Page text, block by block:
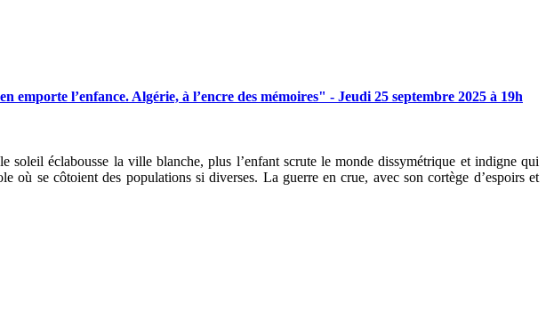
en emporte l’enfance. Algérie, à l’encre des mémoires" - Jeudi 25 septembre 2025 à 19h
éclabousse la ville blanche, plus l’enfant scrute le monde dissymétrique et indigne qui
où se côtoient des populations si diverses. La guerre en crue, avec son cortège d’espoirs et